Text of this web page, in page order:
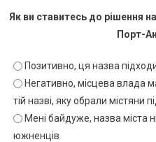
Як ви ставитесь до рішення
Порт-
Позитивно, ця назва
Негативно, місцева влада
тій назві, яку обрали містяни
Мені байдуже, назва міста
южненців